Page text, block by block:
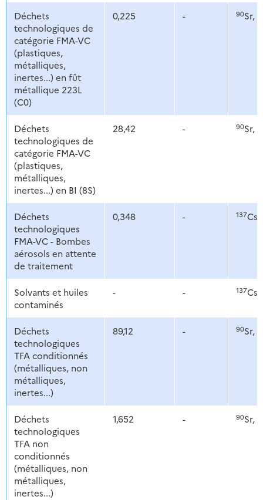
Déchets
technologiques de
catégorie FMA-VC
(plastiques,
métalliques,
inertes...) en fût
métallique 223L
(C0)
0,225 - 90Sr,
Déchets
technologiques de
catégorie FMA-VC
(plastiques,
métalliques,
inertes...) en BI (8S)
28,42 - 90Sr,
Déchets
technologiques
FMA-VC - Bombes
aérosols en attente
de traitement
0,348 - 137Cs
Solvants et huiles
contaminés
- - 137Cs
Déchets
technologiques
TFA conditionnés
(métalliques, non
métalliques,
inertes...)
89,12 - 90Sr,
Déchets
technologiques
TFA non
conditionnés
(métalliques, non
métalliques,
inertes...)
1,652 - 90Sr,